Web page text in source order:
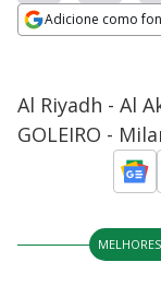
Adicione como
Al Riyadh - Al
GOLEIRO -